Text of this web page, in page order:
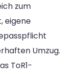
zum
eigene
Umzug.
ToR1-